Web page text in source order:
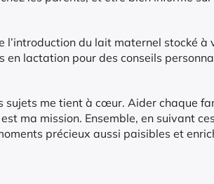
du lait maternel stocké à
en lactation pour des conseils
sujets me tient à cœur. Aider chaque
ma mission. Ensemble, en suivant
précieux aussi paisibles et